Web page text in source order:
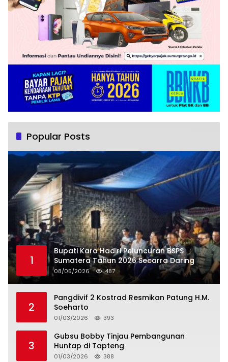
Popular Posts
1
Bupati Karo Hadiri Peluncuran BSPS
Sumatera Tahun 2026 Secarra Daring
08/05/2026 487
2
Pangdivif 2 Kostrad Resmikan Patung H.M.
Soeharto
01/03/2026 393
3
Gubsu Bobby Tinjau Pembangunan
Huntap di Tapteng
01/03/2026 388